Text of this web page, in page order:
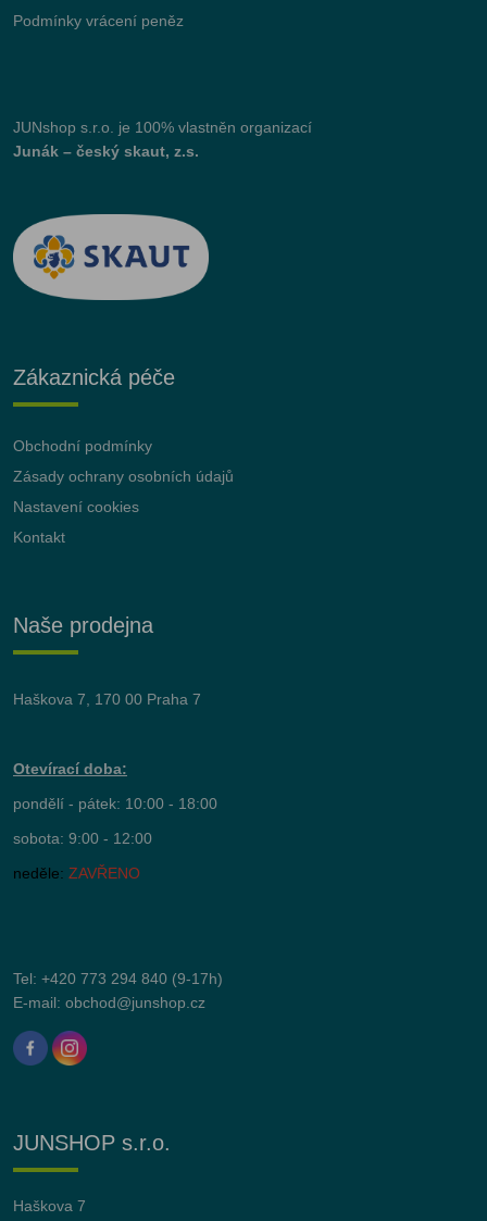
Podmínky vrácení peněz
JUNshop s.r.o.
je 100% vlastněn organizací
Junák – český skaut, z.s.
Zákaznická péče
Obchodní podmínky
Zásady ochrany osobních údajů
Nastavení cookies
Kontakt
Naše prodejna
Haškova 7, 170 00 Praha 7
Otevírací doba:
pondělí - pátek: 10:00 - 18:00
sobota: 9:00 - 12:00
neděle: ZAVŘENO
Tel: +420 773 294 840 (9-17h)
E-mail: obchod@junshop.cz
JUNSHOP s.r.o.
Haškova 7